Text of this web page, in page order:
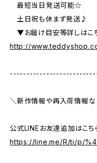
最短当日発送可能☆
土日祝も休まず発送♪
▼お届け目安等詳しはこ
http://
＼新作情報や再入荷情報
公式LINEお友達追加はこち
https://line.me/R/ti/p/